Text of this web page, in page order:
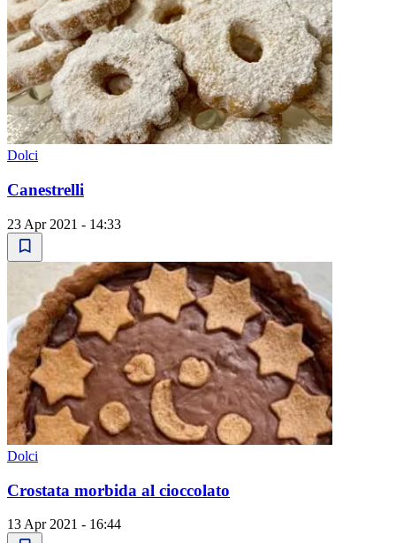
Dolci
Canestrelli
23 Apr 2021 - 14:33
Dolci
Crostata morbida al cioccolato
13 Apr 2021 - 16:44